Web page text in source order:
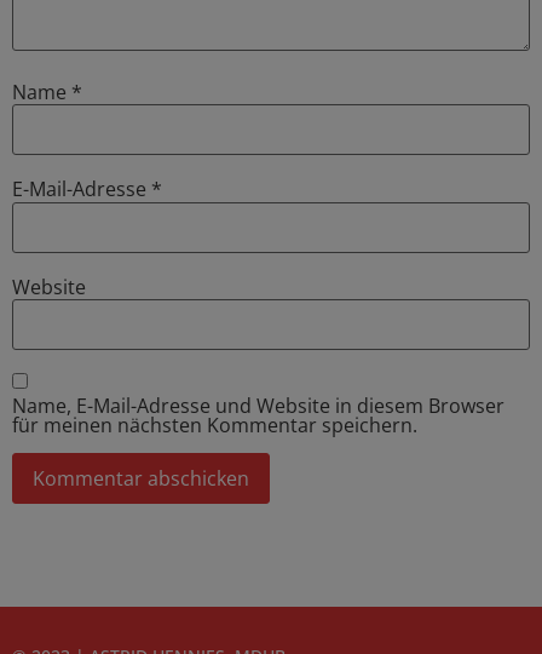
Name *
E-Mail-Adresse *
Website
Name, E-Mail-Adresse und Website in diesem Browser
für meinen nächsten Kommentar speichern.